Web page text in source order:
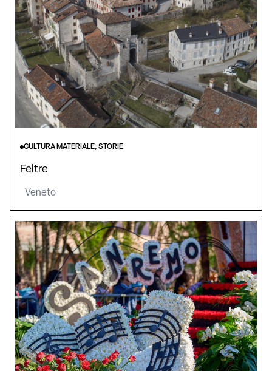
CULTURA MATERIALE, STORIE
Feltre
Veneto